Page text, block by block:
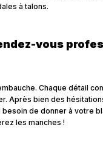
à talons.
vous
Chaque détail
Après bien des
de donner à votre
les manches !